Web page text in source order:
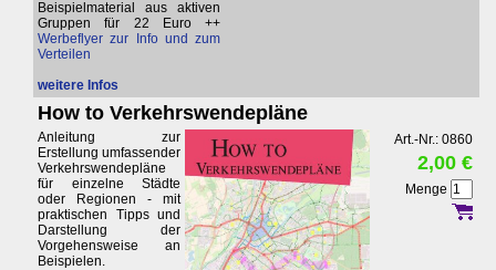
Beispielmaterial aus aktiven
Gruppen für 22 Euro ++
Werbeflyer zur Info und zum
Verteilen
weitere Infos
How to Verkehrswendepläne
Anleitung zur
Erstellung umfassender
Verkehrswendepläne
für einzelne Städte
oder Regionen - mit
praktischen Tipps und
Darstellung der
Vorgehensweise an
Beispielen.
Art.-Nr.: 0860
2,00 €
Menge